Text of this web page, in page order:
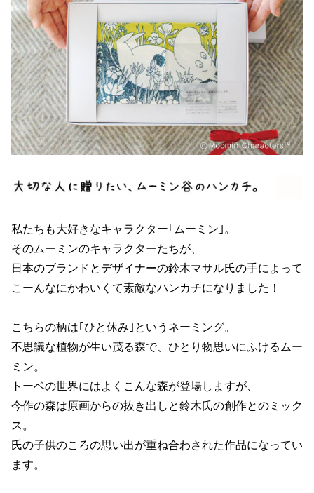
私たちも大好きなキャラクター｢ムーミン｣。
そのムーミンのキャラクターたちが、
日本のブランドとデザイナーの鈴木マサル氏の手によって
こーんなにかわいくて素敵なハンカチになりました！
こちらの柄は｢ひと休み｣というネーミング。
不思議な植物が生い茂る森で、ひとり物思いにふけるムー
ミン。
トーベの世界にはよくこんな森が登場しますが、
今作の森は原画からの抜き出しと鈴木氏の創作とのミック
ス。
氏の子供のころの思い出が重ね合わされた作品になってい
ます。